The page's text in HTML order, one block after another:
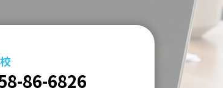
86-6826